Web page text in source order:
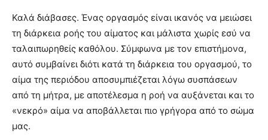
Καλά διάβασες. Ένας οργασμός είναι ικανός να μειώσει
τη διάρκεια ροής του αίματος και μάλιστα χωρίς εσύ να
ταλαιπωρηθείς καθόλου. Σύμφωνα με τον επιστήμονα,
αυτό συμβαίνει διότι κατά τη διάρκεια του οργασμού, το
αίμα της περιόδου αποσυμπιέζεται λόγω συσπάσεων
από τη μήτρα, με αποτέλεσμα η ροή να αυξάνεται και το
«νεκρό» αίμα να αποβάλλεται πιο γρήγορα από το σώμα
μας.